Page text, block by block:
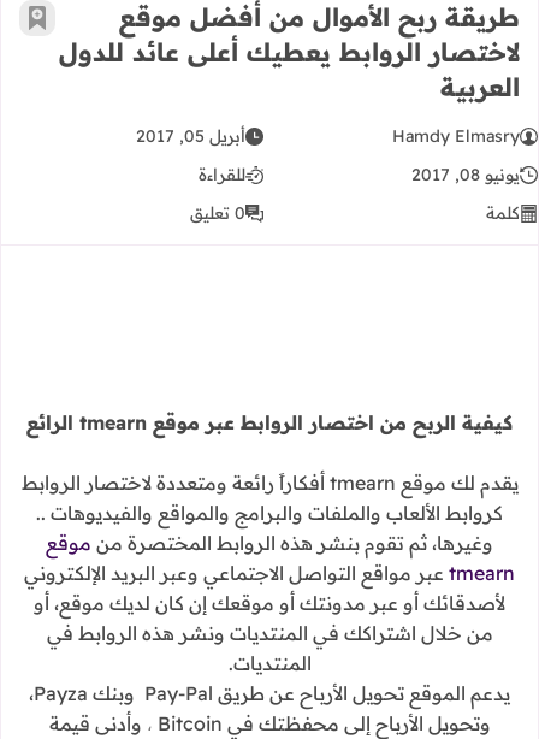
طريقة ربح الأموال من أفضل موقع
لاختصار الروابط يعطيك أعلى عائد للدول
العربية
أضف
Hamdy Elmasry
أبريل 05, 2017
يونيو 08, 2017
للقراءة
كلمة
0 تعليق
كيفية الربح من اختصار الروابط عبر موقع tmearn الرائع
يقدم لك موقع tmearn أفكاراً رائعة ومتعددة لاختصار الروابط
كروابط الألعاب والملفات والبرامج والمواقع والفيديوهات ..
وغيرها، ثم تقوم بنشر هذه الروابط المختصرة من موقع
tmearn عبر مواقع التواصل الاجتماعي وعبر البريد الإلكتروني
لأصدقائك أو عبر مدونتك أو موقعك إن كان لديك موقع، أو
من خلال اشتراكك في المنتديات ونشر هذه الروابط في
المنتديات.
يدعم الموقع تحويل الأرباح عن طريق Pay-Pal وبنك Payza،
وتحويل الأرباح إلى محفظتك في Bitcoin
، وأدنى قيمة